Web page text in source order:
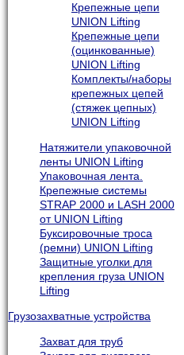
Крепежные цепи
UNION Lifting
Крепежные цепи
(оцинкованные)
UNION Lifting
Комплекты/наборы
крепежных цепей
(стяжек цепных)
UNION Lifting
Натяжители упаковочной
ленты UNION Lifting
Упаковочная лента.
Крепежные системы
STRAP 2000 и LASH 2000
от UNION Lifting
Буксировочные троса
(ремни) UNION Lifting
Защитные уголки для
крепления груза UNION
Lifting
Грузозахватные устройства
Захват для труб